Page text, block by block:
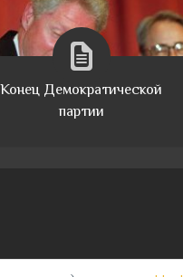
Конец Демократической
партии